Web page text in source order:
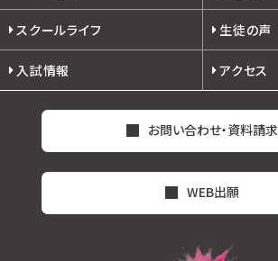
スクールライフ 生徒の声
入試情報 アクセス
お問い合わせ・資料請求
WEB出願